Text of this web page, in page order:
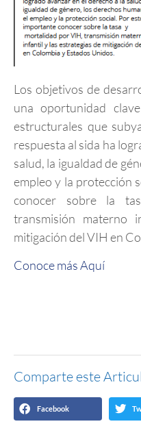
Los objetivos de
una oportunidad
estructurales que
respuesta al sida ha
salud, la igualdad de
empleo y la protección
conocer sobre la
transmisión materno
mitigación del VIH en
Conoce más Aquí
Comparte este
Facebook